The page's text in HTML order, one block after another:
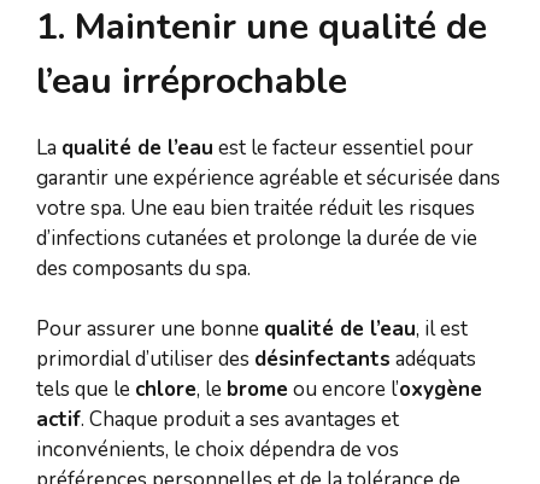
1. Maintenir une qualité de
l’eau irréprochable
La qualité de l’eau est le facteur essentiel pour
garantir une expérience agréable et sécurisée dans
votre spa. Une eau bien traitée réduit les risques
d’infections cutanées et prolonge la durée de vie
des composants du spa.
Pour assurer une bonne qualité de l’eau, il est
primordial d’utiliser des désinfectants adéquats
tels que le chlore, le brome ou encore l’oxygène
actif. Chaque produit a ses avantages et
inconvénients, le choix dépendra de vos